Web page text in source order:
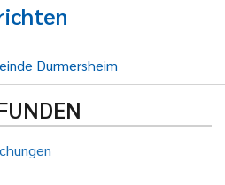
Durmersheim